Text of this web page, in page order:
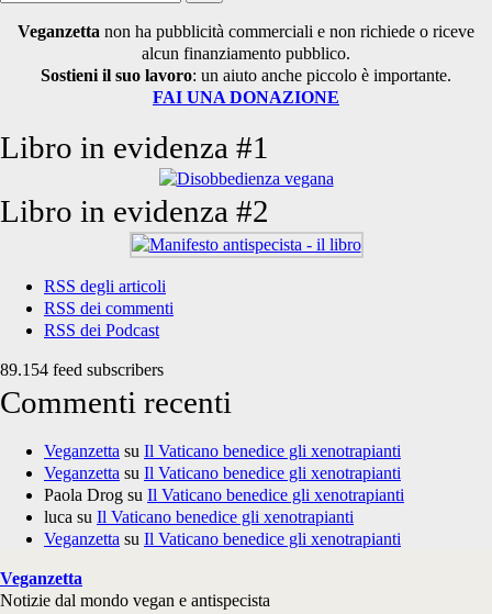
Veganzetta non ha pubblicità commerciali e non richiede o riceve
alcun finanziamento pubblico.
Sostieni il suo lavoro: un aiuto anche piccolo è importante.
FAI UNA DONAZIONE
Libro in evidenza #1
Libro in evidenza #2
RSS degli articoli
RSS dei commenti
RSS dei Podcast
89.154 feed subscribers
Commenti recenti
Veganzetta su Il Vaticano benedice gli xenotrapianti
Veganzetta su Il Vaticano benedice gli xenotrapianti
Paola Drog su Il Vaticano benedice gli xenotrapianti
luca su Il Vaticano benedice gli xenotrapianti
Veganzetta su Il Vaticano benedice gli xenotrapianti
Veganzetta
Notizie dal mondo vegan e antispecista